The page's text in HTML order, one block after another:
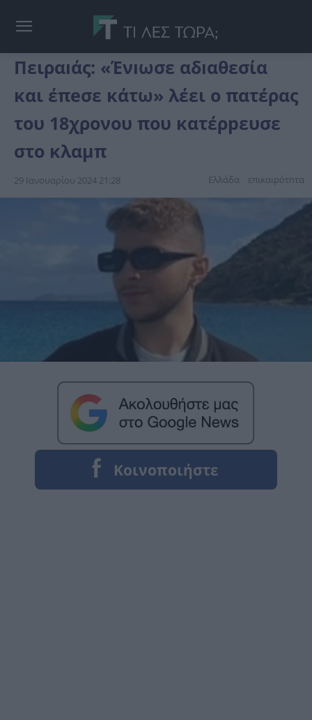
Πειραıάς: «Ένıωσε αδıαθεσία
και έπeσε κάτω» λέει ο πατέρας
του 18χρονου που κατέρpευσε
στο κλαμπ
29 Ιανουαρίου 2024 21:28 Ελλάδα επικαιpότnτα